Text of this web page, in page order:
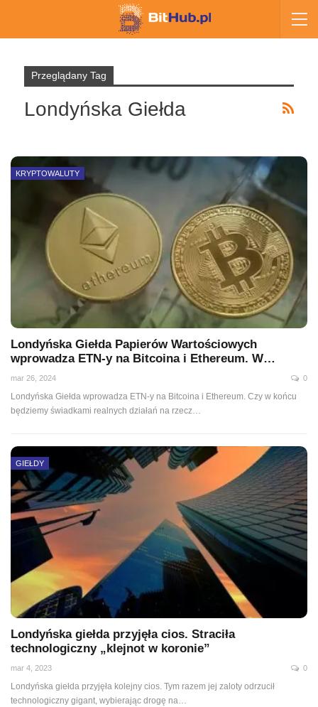
Przeglądany Tag
Londyńska Giełda
KRYPTOWALUTY
Londyńska Giełda Papierów Wartościowych
wprowadza ETN-y na Bitcoina i Ethereum. W…
mar 26, 2024 0
Londyńska Giełda wprowadza ETN-y na Bitcoina i Ethereum. Czy w końcu
będziemy świadkami realnych działań na rzecz…
GIEŁDY
Londyńska giełda przyjęła cios. Straciła
technologiczny „klejnot w koronie”
mar 4, 2023 0
Londyńska giełda przyjęła kolejny cios. Tym razem jej zaloty odrzucił
technologiczny gigant, wybierając drogę na…